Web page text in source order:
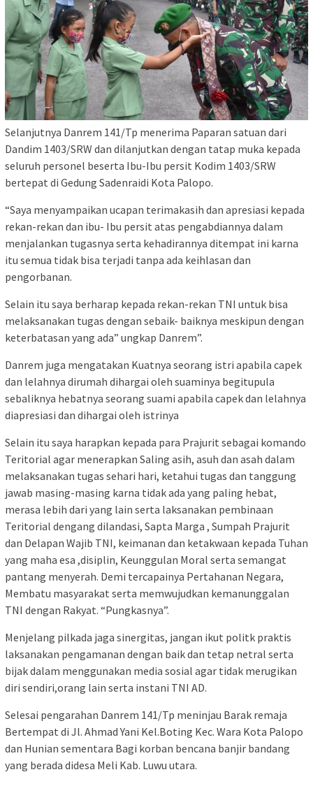
Selanjutnya Danrem 141/Tp menerima Paparan satuan dari
Dandim 1403/SRW dan dilanjutkan dengan tatap muka kepada
seluruh personel beserta Ibu-Ibu persit Kodim 1403/SRW
bertepat di Gedung Sadenraidi Kota Palopo.
“Saya menyampaikan ucapan terimakasih dan apresiasi kepada
rekan-rekan dan ibu- Ibu persit atas pengabdiannya dalam
menjalankan tugasnya serta kehadirannya ditempat ini karna
itu semua tidak bisa terjadi tanpa ada keihlasan dan
pengorbanan.
Selain itu saya berharap kepada rekan-rekan TNI untuk bisa
melaksanakan tugas dengan sebaik- baiknya meskipun dengan
keterbatasan yang ada” ungkap Danrem”.
Danrem juga mengatakan Kuatnya seorang istri apabila capek
dan lelahnya dirumah dihargai oleh suaminya begitupula
sebaliknya hebatnya seorang suami apabila capek dan lelahnya
diapresiasi dan dihargai oleh istrinya
Selain itu saya harapkan kepada para Prajurit sebagai komando
Teritorial agar menerapkan Saling asih, asuh dan asah dalam
melaksanakan tugas sehari hari, ketahui tugas dan tanggung
jawab masing-masing karna tidak ada yang paling hebat,
merasa lebih dari yang lain serta laksanakan pembinaan
Teritorial dengang dilandasi, Sapta Marga , Sumpah Prajurit
dan Delapan Wajib TNI, keimanan dan ketakwaan kepada Tuhan
yang maha esa ,disiplin, Keunggulan Moral serta semangat
pantang menyerah. Demi tercapainya Pertahanan Negara,
Membatu masyarakat serta memwujudkan kemanunggalan
TNI dengan Rakyat. “Pungkasnya”.
Menjelang pilkada jaga sinergitas, jangan ikut politk praktis
laksanakan pengamanan dengan baik dan tetap netral serta
bijak dalam menggunakan media sosial agar tidak merugikan
diri sendiri,orang lain serta instani TNI AD.
Selesai pengarahan Danrem 141/Tp meninjau Barak remaja
Bertempat di Jl. Ahmad Yani Kel.Boting Kec. Wara Kota Palopo
dan Hunian sementara Bagi korban bencana banjir bandang
yang berada didesa Meli Kab. Luwu utara.